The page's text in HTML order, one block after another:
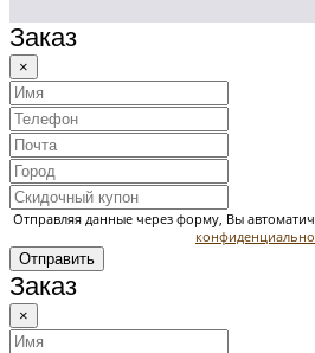
Заказ
×
Отправляя данные через форму, Вы
Отправить
Заказ
×